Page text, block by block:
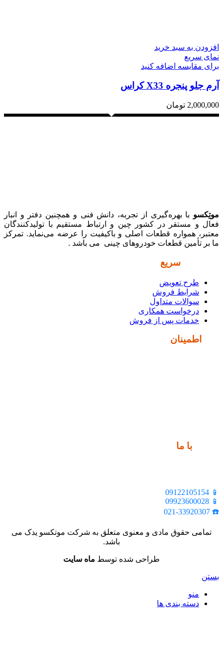
افزودن به سبد خرید
نمای سریع
برای مقایسه اضافه کنید
آرم جلو پنجره X33 کراس
2,000,000 تومان
موتِکسو با بهره‌گیری از تجربه، دانش فنی و همچنین دفتر و انبار
فعال و مستقر در کشور چین و ارتباط مستقیم با تولیدکنندگان
معتبر، همواره قطعات اصلی و باکیفیت را عرضه می‌نماید. تمرکز
ما بر تأمین قطعات خودروهای چینی می باشد .
سریع
طرح تعویض
شرایط فروش
سوالات متداول
درخواست همکاری
خدمات پس از فروش
اطمینان
با ما
📱 09122105154
📱 09923600028
☎️ 021-33920307
تمامی حقوق مادی و معنوی متعلق به شرکت موتکسو یدک می
باشد.
طراحی شده توسط ماه سایت
بستن
منو
دسته بندی ها